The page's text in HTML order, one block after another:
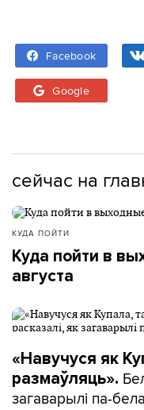
Facebook
Google
сейчас на
КУДА ПОЙТИ
Куда пойти в
августа
«Навучуся як
размаўляць».
загаварылі па-